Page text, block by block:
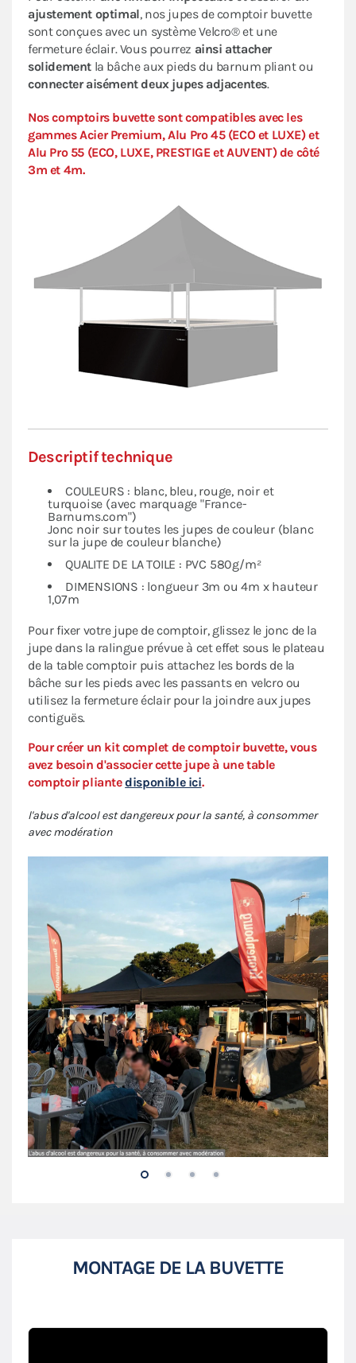
ajustement optimal, nos jupes de comptoir buvette
sont conçues avec un système Velcro® et une
fermeture éclair. Vous pourrez ainsi attacher
solidement la bâche aux pieds du barnum pliant ou
connecter aisément deux jupes adjacentes.
Nos comptoirs buvette sont compatibles avec les
gammes Acier Premium, Alu Pro 45 (ECO et LUXE) et
Alu Pro 55 (ECO, LUXE, PRESTIGE et AUVENT) de côté
3m et 4m.
Descriptif technique
COULEURS : blanc, bleu, rouge, noir et
turquoise (avec marquage "France-
Barnums.com")
Jonc noir sur toutes les jupes de couleur (blanc
sur la jupe de couleur blanche)
QUALITE DE LA TOILE : PVC 580g/m²
DIMENSIONS : longueur 3m ou 4m x hauteur
1,07m
Pour fixer votre jupe de comptoir, glissez le jonc de la
jupe dans la ralingue prévue à cet effet sous le plateau
de la table comptoir puis attachez les bords de la
bâche sur les pieds avec les passants en velcro ou
utilisez la fermeture éclair pour la joindre aux jupes
contiguës.
Pour créer un kit complet de comptoir buvette, vous
avez besoin d'associer cette jupe à une table
comptoir pliantedisponible ici.
l'abus d'alcool est dangereux pour la santé, à consommer
avec modération
MONTAGE DE LA BUVETTE